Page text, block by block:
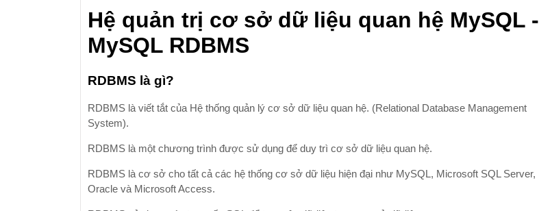
Hệ quản trị cơ sở dữ liệu quan hệ MySQL -
MySQL RDBMS
RDBMS là gì?
RDBMS là viết tắt của Hệ thống quản lý cơ sở dữ liệu quan hệ. (Relational Database Management
System).
RDBMS là một chương trình được sử dụng để duy trì cơ sở dữ liệu quan hệ.
RDBMS là cơ sở cho tất cả các hệ thống cơ sở dữ liệu hiện đại như MySQL, Microsoft SQL Server,
Oracle và Microsoft Access.